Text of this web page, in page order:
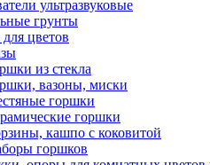
ультразвуковые
грунты
цветов
из стекла
вазоны, миски
горшки
горшки
кашпо с коковитой
горшков